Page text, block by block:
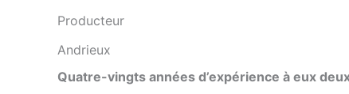
Producteur
Andrieux
Quatre-vingts années d’expérience à eux